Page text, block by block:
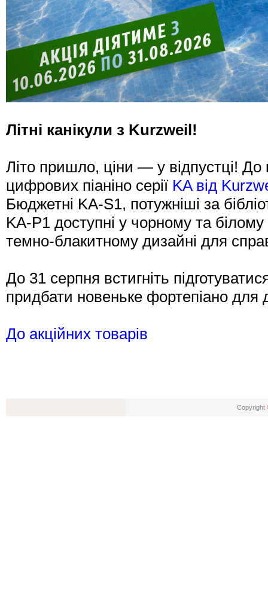
Літні канікули з Kurzweil!
Літо пришло, ціни — у відпустці! До
цифрових піаніно серії KA від
Бюджетні KA-S1, потужніші за
KA-P1 доступні у чорному та
темно-блакитному дизайні для
До 31 серпня встигніть
придбати новеньке фортепіано
До акційних товарів
Copyright